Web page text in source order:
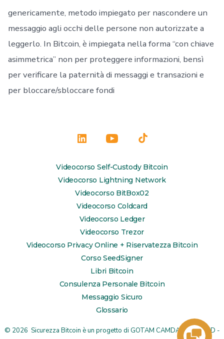
genericamente, metodo impiegato per nascondere un
messaggio agli occhi delle persone non autorizzate a
leggerlo. In Bitcoin, è impiegata nella forma “con chiave
asimmetrica” non per proteggere informazioni, bensì
per verificare la paternità di messaggi e transazioni e
per bloccare/sbloccare fondi
Apri
LinkedIn
in
una
nuova
scheda
Apri
YouTube
in
una
nuova
scheda
Apri
TikTok
in
una
nuova
scheda
Videocorso Self-Custody Bitcoin
Videocorso Lightning Network
Videocorso BitBox02
Videocorso Coldcard
Videocorso Ledger
Videocorso Trezor
Videocorso Privacy Online + Riservatezza Bitcoin
Corso SeedSigner
Libri Bitcoin
Consulenza Personale Bitcoin
Messaggio Sicuro
Glossario
© 2026 Sicurezza Bitcoin è un progetto di GOTAM CAMDA MEDIA LTD -